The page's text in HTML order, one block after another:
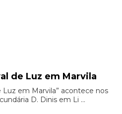
de Luz em Marvila
Luz em Marvila” acontece nos
D. Dinis em Li ...